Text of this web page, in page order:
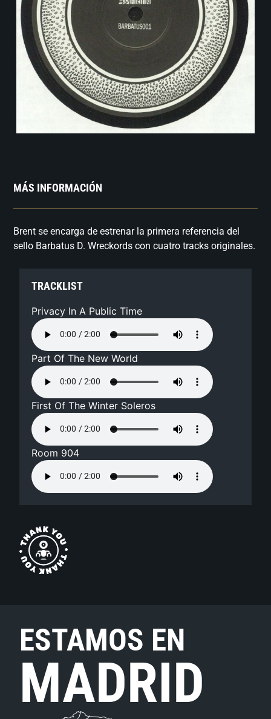
MÁS INFORMACIÓN
Brent se encarga de estrenar la primera referencia del
sello Barbatus D. Wreckords con cuatro tracks originales.
TRACKLIST
Privacy In A Public Time
Part Of The New World
First Of The Winter Soleros
Room 904
ESTAMOS EN
MADRID